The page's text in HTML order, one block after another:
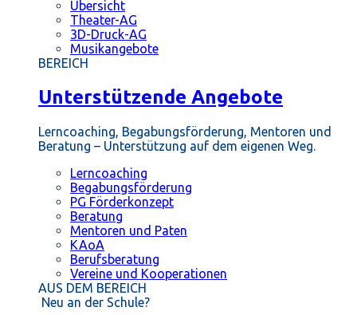
Übersicht
Theater-AG
3D-Druck-AG
Musikangebote
BEREICH
Unterstützende Angebote
Lerncoaching, Begabungsförderung, Mentoren und
Beratung – Unterstützung auf dem eigenen Weg.
Lerncoaching
Begabungsförderung
PG Förderkonzept
Beratung
Mentoren und Paten
KAoA
Berufsberatung
Vereine und Kooperationen
AUS DEM BEREICH
Neu an der Schule?